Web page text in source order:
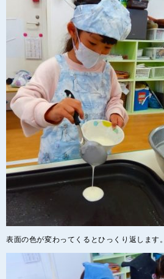
表面の色が変わってくるとひっくり返します。